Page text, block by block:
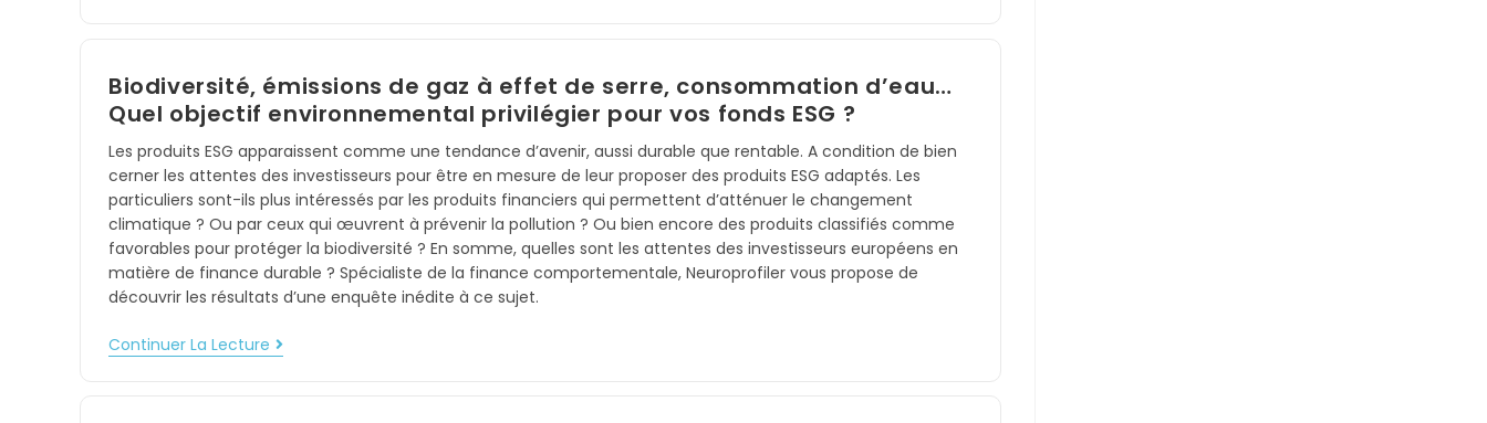
Biodiversité, émissions de gaz à effet de serre, consommation d’eau…
Quel objectif environnemental privilégier pour vos fonds ESG ?
Les produits ESG apparaissent comme une tendance d’avenir, aussi durable que rentable. A condition de bien
cerner les attentes des investisseurs pour être en mesure de leur proposer des produits ESG adaptés. Les
particuliers sont-ils plus intéressés par les produits financiers qui permettent d’atténuer le changement
climatique ? Ou par ceux qui œuvrent à prévenir la pollution ? Ou bien encore des produits classifiés comme
favorables pour protéger la biodiversité ? En somme, quelles sont les attentes des investisseurs européens en
matière de finance durable ? Spécialiste de la finance comportementale, Neuroprofiler vous propose de
découvrir les résultats d’une enquête inédite à ce sujet.
Continuer La Lecture